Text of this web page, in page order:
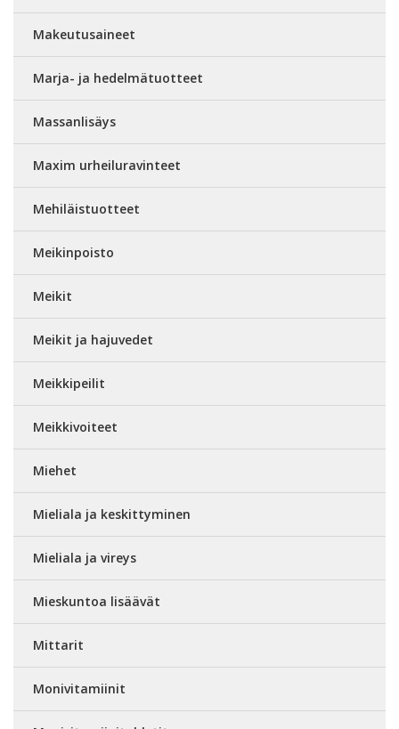
Makeutusaineet
Marja- ja hedelmätuotteet
Massanlisäys
Maxim urheiluravinteet
Mehiläistuotteet
Meikinpoisto
Meikit
Meikit ja hajuvedet
Meikkipeilit
Meikkivoiteet
Miehet
Mieliala ja keskittyminen
Mieliala ja vireys
Mieskuntoa lisäävät
Mittarit
Monivitamiinit